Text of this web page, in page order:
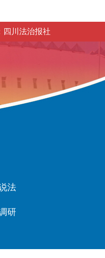
四川法治报社
法
研